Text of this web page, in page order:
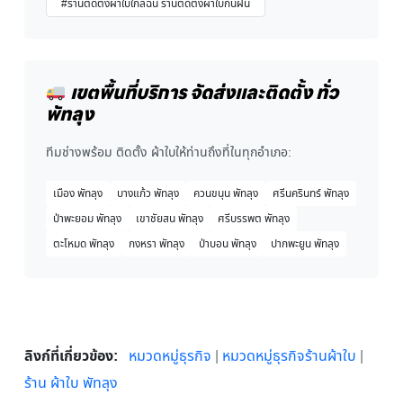
#ร้านติดตั้งผ้าใบใกล้ฉัน ร้านติดตั้งผ้าใบกันฝน
เขตพื้นที่บริการ จัดส่งและติดตั้ง ทั่ว
พัทลุง
ทีมช่างพร้อม ติดตั้ง ผ้าใบให้ท่านถึงที่ในทุกอำเภอ:
เมือง พัทลุง บางแก้ว พัทลุง ควนขนุน พัทลุง
ศรีนครินทร์ พัทลุง
ป่าพะยอม พัทลุง
เขาชัยสน พัทลุง
ศรีบรรพต พัทลุง
ตะโหมด พัทลุง
กงหรา พัทลุง ป่าบอน พัทลุง ปากพะยูน พัทลุง
ลิงก์ที่เกี่ยวข้อง: หมวดหมู่ธุรกิจ | หมวดหมู่ธุรกิจร้านผ้าใบ |
ร้าน ผ้าใบ พัทลุง